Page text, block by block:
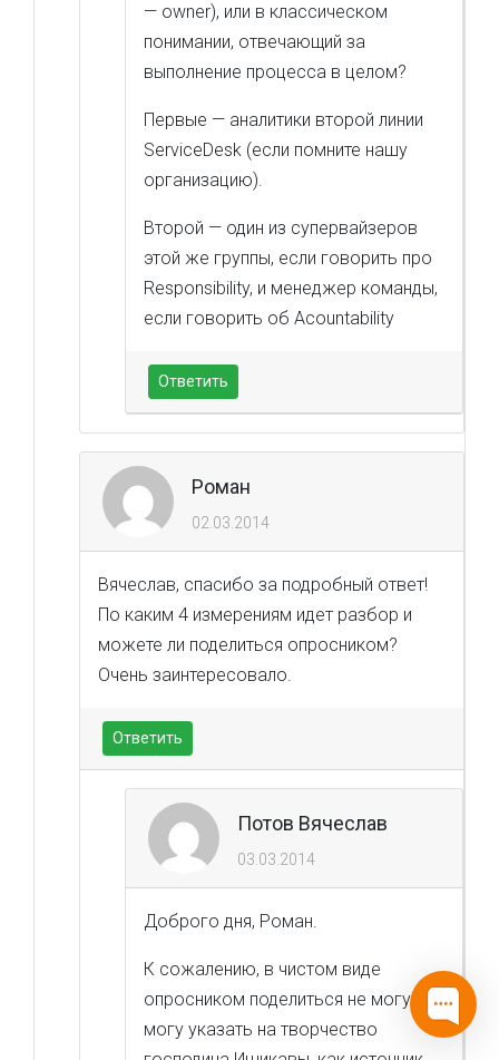
— owner), или в классическом
понимании, отвечающий за
выполнение процесса в целом?
Первые — аналитики второй линии
ServiceDesk (если помните нашу
организацию).
Второй — один из супервайзеров
этой же группы, если говорить про
Responsibility, и менеджер команды,
если говорить об Acountability
Ответить
Роман
02.03.2014
Вячеслав, спасибо за подробный ответ!
По каким 4 измерениям идет разбор и
можете ли поделиться опросником?
Очень заинтересовало.
Ответить
Потов Вячеслав
03.03.2014
Доброго дня, Роман.
К сожалению, в чистом виде
опросником поделиться не могу. Но
могу указать на творчество